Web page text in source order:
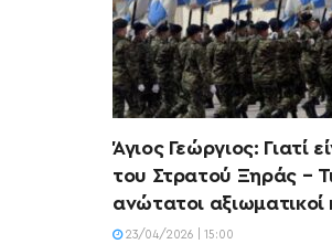
Άγιος Γεώργιος: Γιατί
του Στρατού Ξηράς –
ανώτατοι αξιωματικοί
23/04/2026 | 15:00